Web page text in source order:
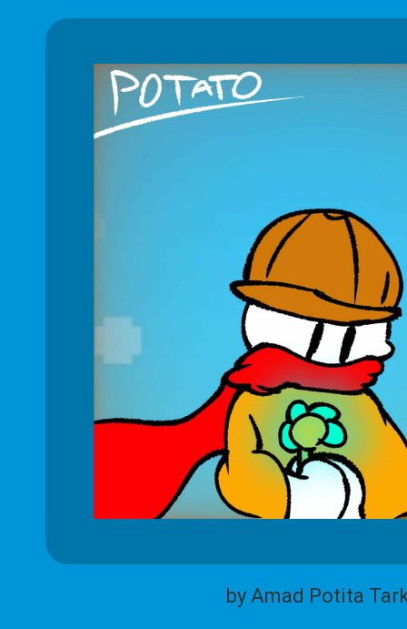
by Amad Potita